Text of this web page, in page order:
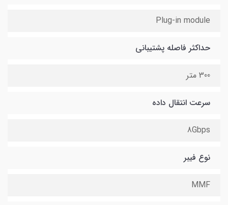
Plug-in module
حداکثر فاصله پشتیبانی
300 متر
سرعت انتقال داده
8Gbps
نوع فیبر
MMF